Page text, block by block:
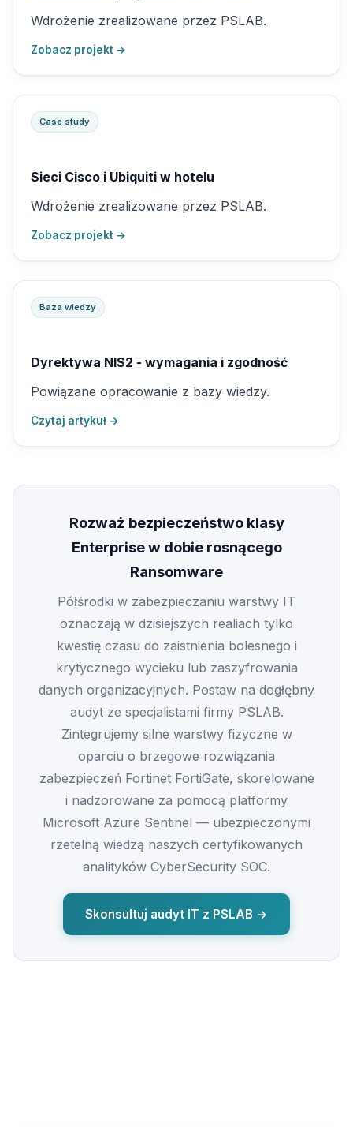
Wdrożenie zrealizowane przez PSLAB.
Zobacz projekt →
Case study
Sieci Cisco i Ubiquiti w hotelu
Wdrożenie zrealizowane przez PSLAB.
Zobacz projekt →
Baza wiedzy
Dyrektywa NIS2 - wymagania i zgodność
Powiązane opracowanie z bazy wiedzy.
Czytaj artykuł →
Rozważ bezpieczeństwo klasy
Enterprise w dobie rosnącego
Ransomware
Półśrodki w zabezpieczaniu warstwy IT
oznaczają w dzisiejszych realiach tylko
kwestię czasu do zaistnienia bolesnego i
krytycznego wycieku lub zaszyfrowania
danych organizacyjnych. Postaw na dogłębny
audyt ze specjalistami firmy PSLAB.
Zintegrujemy silne warstwy fizyczne w
oparciu o brzegowe rozwiązania
zabezpieczeń Fortinet FortiGate, skorelowane
i nadzorowane za pomocą platformy
Microsoft Azure Sentinel — ubezpieczonymi
rzetelną wiedzą naszych certyfikowanych
analityków CyberSecurity SOC.
Skonsultuj audyt IT z PSLAB →